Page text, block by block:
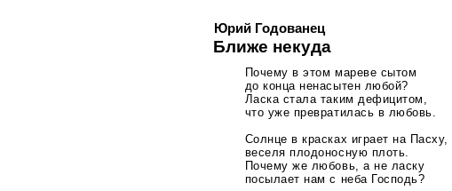
Юрий Годованец
Ближе некуда
Почему в этом мареве сытом
до конца ненасытен любой?
Ласка стала таким дефицитом,
что уже превратилась в любовь.
Солнце в красках играет на Пасху,
веселя плодоносную плоть.
Почему же любовь, а не ласку
посылает нам с неба Господь?